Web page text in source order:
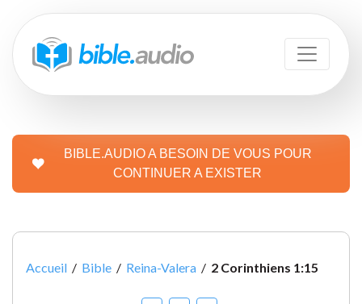
BIBLE.AUDIO A BESOIN DE VOUS POUR
CONTINUER A EXISTER
Accueil / Bible / Reina-Valera / 2 Corinthiens 1:15